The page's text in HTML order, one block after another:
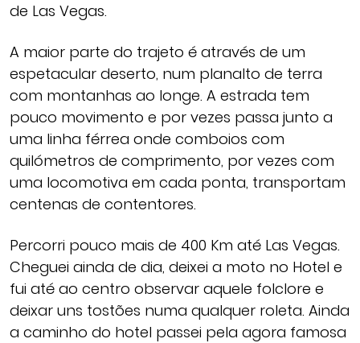
de Las Vegas.
A maior parte do trajeto é através de um
espetacular deserto, num planalto de terra
com montanhas ao longe. A estrada tem
pouco movimento e por vezes passa junto a
uma linha férrea onde comboios com
quilómetros de comprimento, por vezes com
uma locomotiva em cada ponta, transportam
centenas de contentores.
Percorri pouco mais de 400 Km até Las Vegas.
Cheguei ainda de dia, deixei a moto no Hotel e
fui até ao centro observar aquele folclore e
deixar uns tostões numa qualquer roleta. Ainda
a caminho do hotel passei pela agora famosa